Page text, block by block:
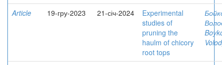
Article 19-гру-2023 21-січ-2024
Experimental
studies of
pruning the
haulm of chicory
root tops